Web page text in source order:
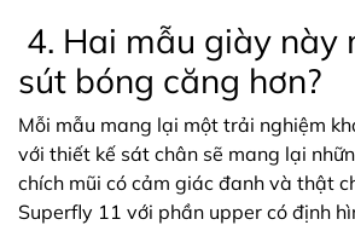
4. Hai mẫu giày này
sút bóng căng hơn?
Mỗi mẫu mang lại một trải nghiệm
với thiết kế sát chân sẽ mang lại
chích mũi có cảm giác đanh và thật
Superfly 11 với phần upper có định